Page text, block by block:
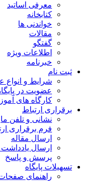
معرفی اساتید
کتابخانه
خواندنی ها
مقالات
گفتگو
اطلاعات ویژه
خبرنامه
ثبت نام
شرایط و انواع
عضویت در
کارگاه های
برقراری ارتباط
نشانی و تلفن ما
فرم برقراری
ارسال مقاله
ارسال
پرسش و پاسخ
تسهیلات پایگاه
راهنمای